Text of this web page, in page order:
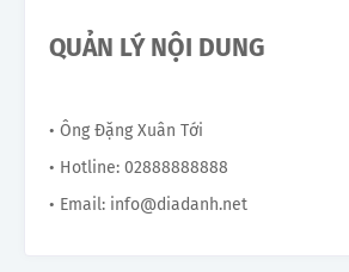
QUẢN LÝ NỘI DUNG
• Ông Đặng Xuân Tới
• Hotline: 02888888888
• Email: info@diadanh.net